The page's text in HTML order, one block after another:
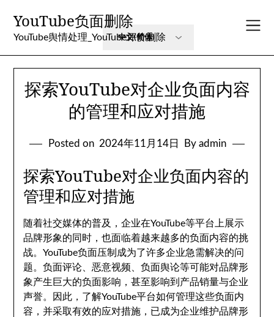
content
YouTube负面删除
YouTube舆情处理_YouTube评价删除
探索YouTube对企业负面内容
的管理和应对措施
Posted on 2024年11月14日 By admin
探索YouTube对企业负面内容的
管理和应对措施
随着社交媒体的普及，企业在YouTube等平台上展示
品牌形象的同时，也面临着越来越多的负面内容的挑
战。YouTube负面压制成为了许多企业急需解决的问
题。负面评论、恶意视频、负面舆论等可能对品牌形
象产生巨大的负面影响，甚至影响到产品销量与企业
声誉。因此，了解YouTube平台如何管理这些负面内
容，并采取有效的应对措施，已成为企业维护品牌形